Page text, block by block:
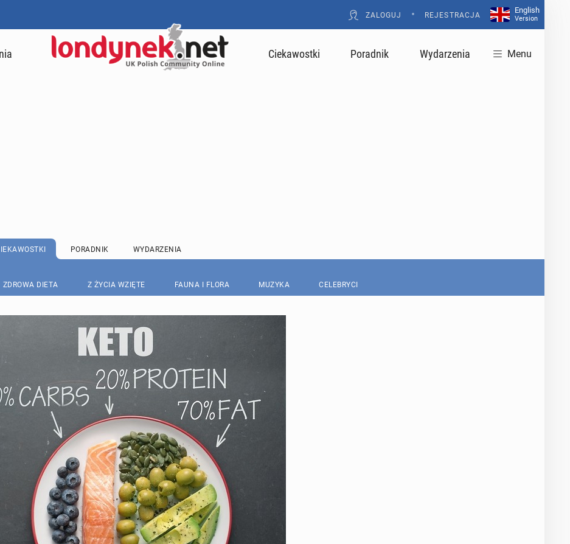
ZALOGUJ • REJESTRACJA
English
Version
Ciekawostki Poradnik Wydarzenia Menu
PORADNIK WYDARZENIA
ZDROWA DIETA Z ŻYCIA WZIĘTE FAUNA I FLORA MUZYKA CELEBRYCI